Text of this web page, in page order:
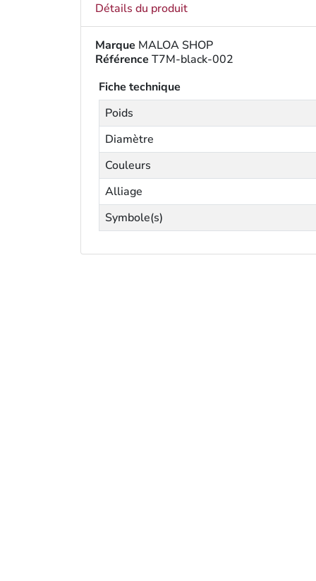
Détails du produit
Marque MALOA SHOP
Référence T7M-black-002
Fiche technique
Poids
Diamètre
Couleurs
Alliage
Symbole(s)